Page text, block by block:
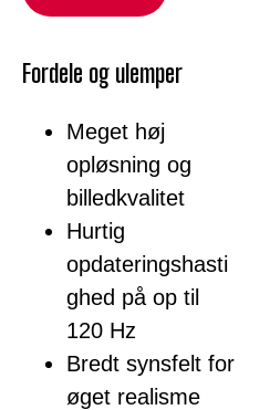
Fordele og ulemper
Meget høj
opløsning og
billedkvalitet
Hurtig
opdateringshasti
ghed på op til
120 Hz
Bredt synsfelt for
øget realisme